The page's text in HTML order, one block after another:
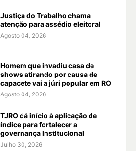
Justiça do Trabalho chama
atenção para assédio eleitoral
Agosto 04, 2026
Homem que invadiu casa de
shows atirando por causa de
capacete vai a júri popular em RO
Agosto 04, 2026
TJRO dá início à aplicação de
índice para fortalecer a
governança institucional
Julho 30, 2026